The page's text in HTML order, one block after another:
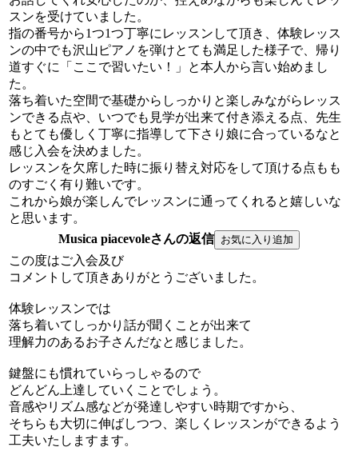
スンを受けていました。
指の番号から1つ1つ丁寧にレッスンして頂き、体験レッス
ンの中でも沢山ピアノを弾けとても満足した様子で、帰り
道すぐに「ここで習いたい！」と本人から言い始めまし
た。
落ち着いた空間で基礎からしっかりと楽しみながらレッス
ンできる点や、いつでも見学が出来て付き添える点、先生
もとても優しく丁寧に指導して下さり娘に合っているなと
感じ入会を決めました。
レッスンを欠席した時に振り替え対応をして頂ける点もも
のすごく有り難いです。
これから娘が楽しんでレッスンに通ってくれると嬉しいな
と思います。
Musica piacevoleさんの返信
この度はご入会及び
コメントして頂きありがとうございました。
体験レッスンでは
落ち着いてしっかり話が聞くことが出来て
理解力のあるお子さんだなと感じました。
鍵盤にも慣れていらっしゃるので
どんどん上達していくことでしょう。
音感やリズム感などが発達しやすい時期ですから、
そちらも大切に伸ばしつつ、楽しくレッスンができるよう
工夫いたしますます。